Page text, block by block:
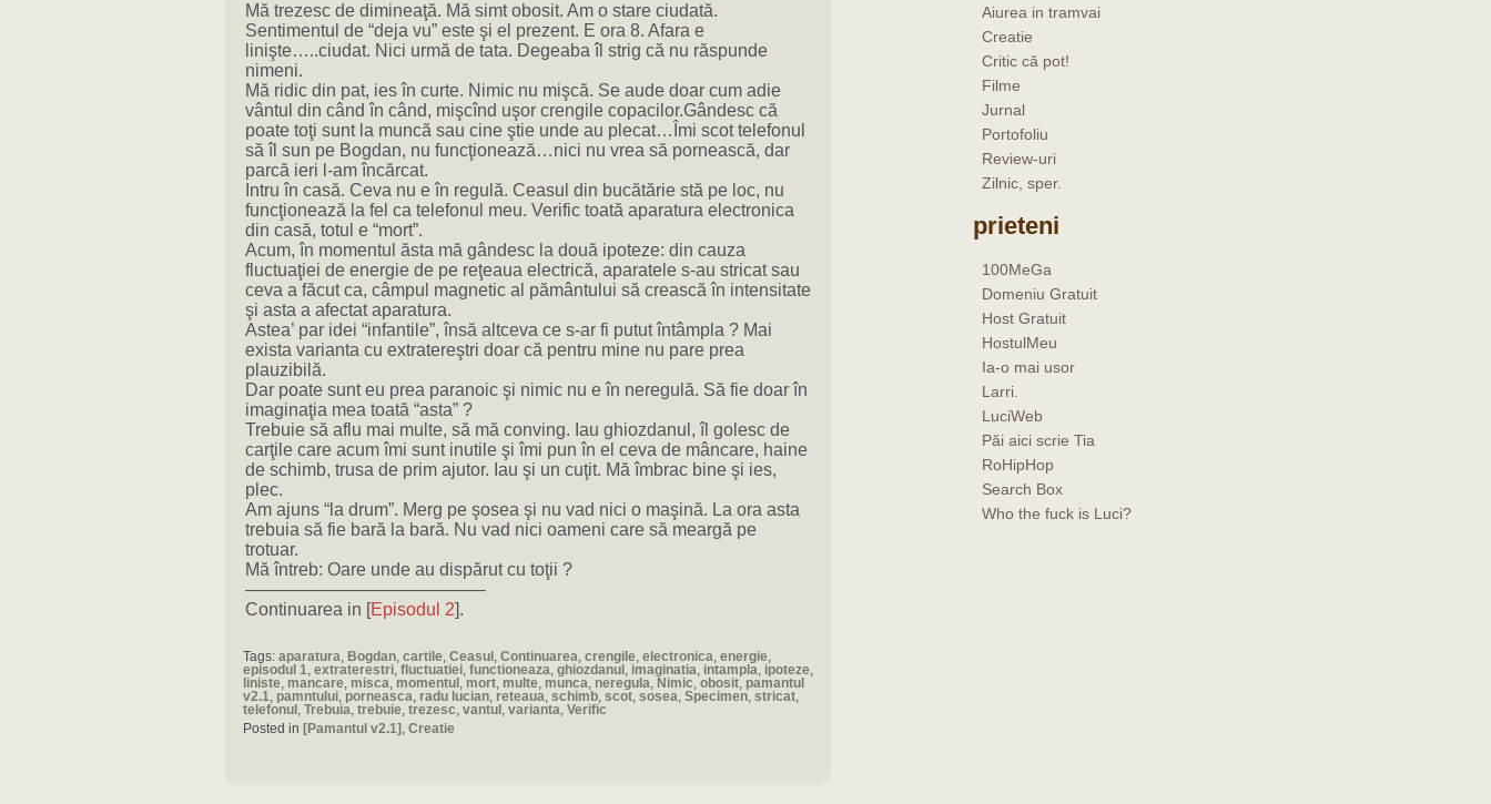
Mă trezesc de dimineaţă. Mă simt obosit. Am o stare ciudată.
Sentimentul de “deja vu” este şi el prezent. E ora 8. Afara e
linişte…..ciudat. Nici urmă de tata. Degeaba îl strig că nu răspunde
nimeni.
Mă ridic din pat, ies în curte. Nimic nu mişcă. Se aude doar cum adie
vântul din când în când, mişcînd uşor crengile copacilor.Gândesc că
poate toţi sunt la muncă sau cine ştie unde au plecat…Îmi scot telefonul
să îl sun pe Bogdan, nu funcţionează…nici nu vrea să pornească, dar
parcă ieri l-am încărcat.
Intru în casă. Ceva nu e în regulă. Ceasul din bucătărie stă pe loc, nu
funcţionează la fel ca telefonul meu. Verific toată aparatura electronica
din casă, totul e “mort”.
Acum, în momentul ăsta mă gândesc la două ipoteze: din cauza
fluctuaţiei de energie de pe reţeaua electrică, aparatele s-au stricat sau
ceva a făcut ca, câmpul magnetic al pământului să crească în intensitate
şi asta a afectat aparatura.
Astea’ par idei “infantile”, însă altceva ce s-ar fi putut întâmpla ? Mai
exista varianta cu extratereştri doar că pentru mine nu pare prea
plauzibilă.
Dar poate sunt eu prea paranoic şi nimic nu e în neregulă. Să fie doar în
imaginaţia mea toată “asta” ?
Trebuie să aflu mai multe, să mă conving. Iau ghiozdanul, îl golesc de
carţile care acum îmi sunt inutile şi îmi pun în el ceva de mâncare, haine
de schimb, trusa de prim ajutor. Iau şi un cuţit. Mă îmbrac bine şi ies,
plec.
Am ajuns “la drum”. Merg pe şosea şi nu vad nici o maşină. La ora asta
trebuia să fie bară la bară. Nu vad nici oameni care să meargă pe
trotuar.
Mă întreb: Oare unde au dispărut cu toţii ?
—————————————–
Continuarea in [Episodul 2].
Tags: aparatura Bogdan cartile Ceasul Continuarea crengile electronica energie
episodul 1 extraterestri fluctuatiei functioneaza ghiozdanul imaginatia intampla ipoteze
liniste
mancare misca momentul mort multe munca neregula Nimic obosit pamantul
v2.1
pamntului porneasca radu lucian reteaua schimb scot sosea Specimen stricat
telefonul
Trebuia trebuie trezesc vantul varianta Verific
Posted in [Pamantul v2.1] Creatie
Aiurea in tramvai
Creatie
Critic că pot!
Filme
Jurnal
Portofoliu
Review-uri
Zilnic, sper.
prieteni
100MeGa
Domeniu Gratuit
Host Gratuit
HostulMeu
Ia-o mai usor
Larri.
LuciWeb
Păi aici scrie Tia
RoHipHop
Search Box
Who the fuck is Luci?